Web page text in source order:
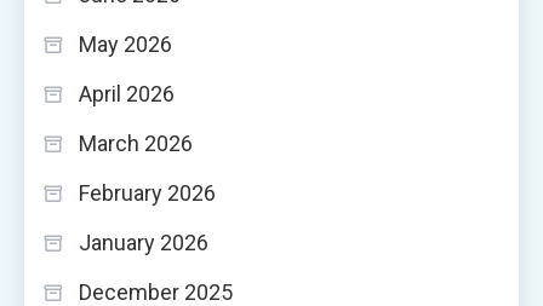
May 2026
April 2026
March 2026
February 2026
January 2026
December 2025